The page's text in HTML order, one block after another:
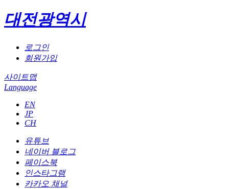
대전광역시
로그인
회원가입
사이트맵
Language
EN
JP
CH
유튜브
네이버 블로그
페이스북
인스타그램
카카오 채널